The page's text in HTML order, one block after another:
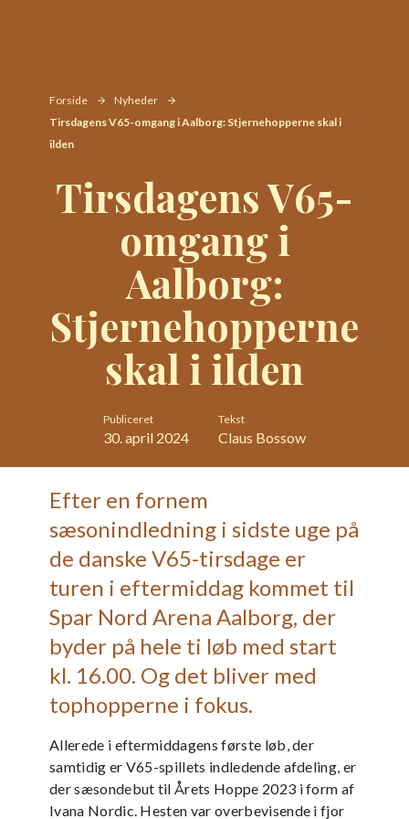
Forside
Nyheder
Tirsdagens V65-omgang i Aalborg: Stjernehopperne skal i
ilden
Tirsdagens V65-
omgang i
Aalborg:
Stjernehopperne
skal i ilden
Publiceret
30. april 2024
Tekst
Claus Bossow
Efter en fornem
sæsonindledning i sidste uge på
de danske V65-tirsdage er
turen i eftermiddag kommet til
Spar Nord Arena Aalborg, der
byder på hele ti løb med start
kl. 16.00. Og det bliver med
tophopperne i fokus.
Allerede i eftermiddagens første løb, der
samtidig er V65-spillets indledende afdeling, er
der sæsondebut til Årets Hoppe 2023 i form af
Ivana Nordic. Hesten var overbevisende i fjor